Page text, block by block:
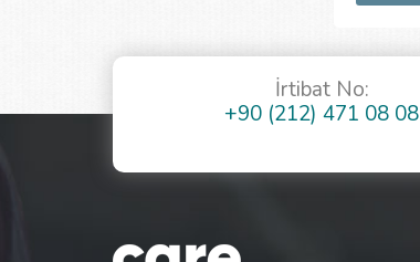
İrtibat No:
+90 (212) 471 08 08